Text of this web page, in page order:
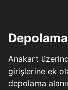
Anakart
girişlerine ek
depolama